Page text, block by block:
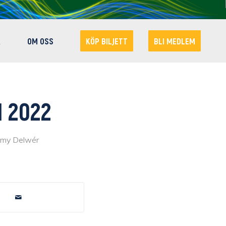
OM OSS KÖP BILJETT BLI MEDLEM
Delwér